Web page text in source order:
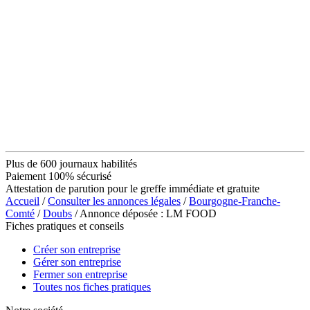
Plus de 600 journaux habilités
Paiement 100% sécurisé
Attestation de parution pour le greffe immédiate et gratuite
Accueil /Consulter les annonces légales /Bourgogne-Franche-
Comté /Doubs / Annonce déposée : LM FOOD
Fiches pratiques et conseils
Créer son entreprise
Gérer son entreprise
Fermer son entreprise
Toutes nos fiches pratiques